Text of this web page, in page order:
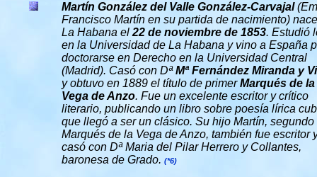
Martín González del Valle González-Carvajal
Francisco Martín en su partida de nacimiento)
La Habana el 22 de noviembre de 1853. Estudió
en la Universidad de La Habana y vino a España
doctorarse en Derecho en la Universidad Central
(Madrid). Casó con DªMª Fernández Miranda y
y obtuvo en 1889 el título de primerMarqués de la
Vega de Anzo. Fue un excelente escritor y crítico
literario, publicando un libro sobre poesía lírica
que llegó a ser un clásico. Su hijo Martín, segundo
Marqués de la Vega de Anzo, también fue escritor
casó con Dª Maria del Pilar Herrero y Collantes,
baronesa de Grado. (*6)